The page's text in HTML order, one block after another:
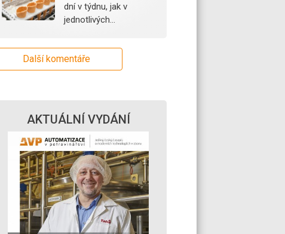
dní v týdnu, jak v
jednotlivých…
Další komentáře
AKTUÁLNÍ VYDÁNÍ